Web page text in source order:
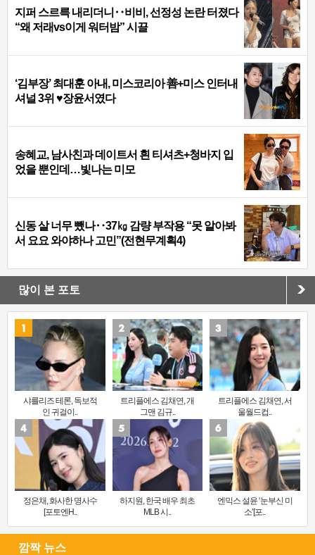
지퍼 스르륵 내리더니‥비비, 선정성 논란 터졌다
“왜 저래vs이게 워터밤” 시끌
‘김부장’ 최대훈 아내, 미스코리아 善+미스 인터내
셔널 3위 ♥장윤서였다
송혜교, 남사친과 데이트서 흰 티셔츠+청바지 입
었을 뿐인데…빛나는 미모
신동 살 너무 뺐나‥37㎏ 감량 부작용 “못 알아봐
서 요요 와야하나 고민”(전현무계획4)
많이 본 포토
샤를리즈 테론, 독보적
인 귀걸이..
트리플에스 김채연, 개
그맨 김규..
트리플에스 김채연, 서
울월드컵..
정은채, 화사한 명사수
[포토엔H..
하지원, 한국 배우 최초
MLB 시..
엔믹스 설윤 ‘눈부신 미
소’[포..
깜짝 뉴스